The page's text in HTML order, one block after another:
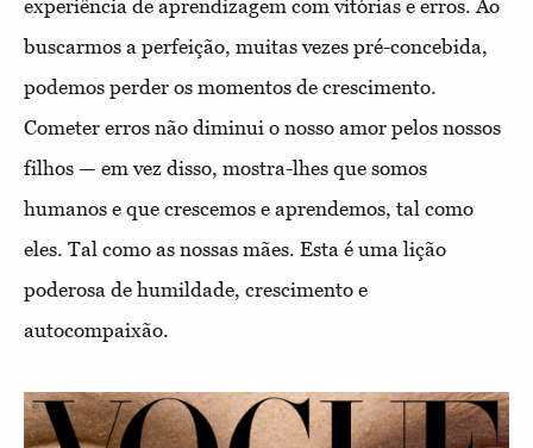
experiência de aprendizagem com vitórias e erros. Ao
buscarmos a perfeição, muitas vezes pré-concebida,
podemos perder os momentos de crescimento.
Cometer erros não diminui o nosso amor pelos nossos
filhos — em vez disso, mostra-lhes que somos
humanos e que crescemos e aprendemos, tal como
eles. Tal como as nossas mães. Esta é uma lição
poderosa de humildade, crescimento e
autocompaixão.